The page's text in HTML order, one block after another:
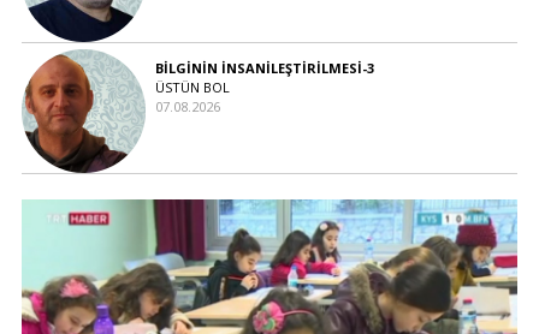
BİLGİNİN İNSANİLEŞTİRİLMESİ-3
ÜSTÜN BOL
07.08.2026